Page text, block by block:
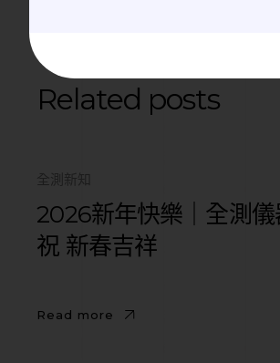
Related posts
全測新知
2026新年快樂｜全測
祝 新春吉祥
Read more